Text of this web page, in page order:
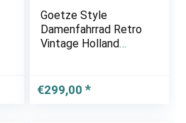
Goetze Style
Damenfahrrad Retro
Vintage Holland
Rücktrittbremse,
Tiefeinstieger, Korb
€299,00